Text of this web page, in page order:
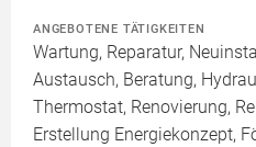
ANGEBOTENE TÄTIGKEITEN
Wartung, Reparatur,
Austausch, Beratung,
Thermostat, Renovierung,
Erstellung Energiekonzept,